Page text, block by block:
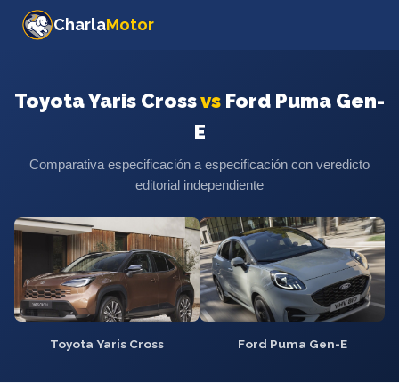
CharlaMotor
Toyota Yaris Crossvs Ford Puma Gen-
E
Comparativa especificación a especificación con veredicto
editorial independiente
Toyota Yaris Cross Ford Puma Gen-E